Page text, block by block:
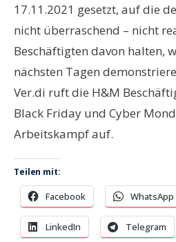
17.11.2021 gesetzt, auf die
nicht überraschend – nicht
Beschäftigten davon halten,
nächsten Tagen
Ver.di ruft die H&M
Black Friday und Cyber
Arbeitskampf auf.
Teilen mit:
Facebook WhatsApp
LinkedIn Telegram